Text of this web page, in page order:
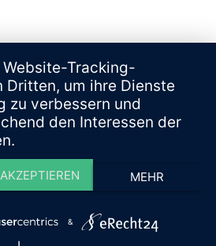
Tracking-
Dritten, um ihre Dienste
zu verbessern und
den Interessen der
AKZEPTIEREN MEHR
&